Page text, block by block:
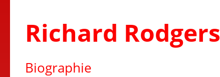
Richard Rodgers
Biographie